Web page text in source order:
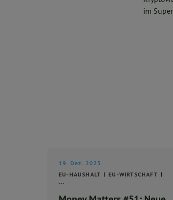
im
19. Dez. 2025
EU-HAUSHALT
EU-WIRTSCHAFT
...